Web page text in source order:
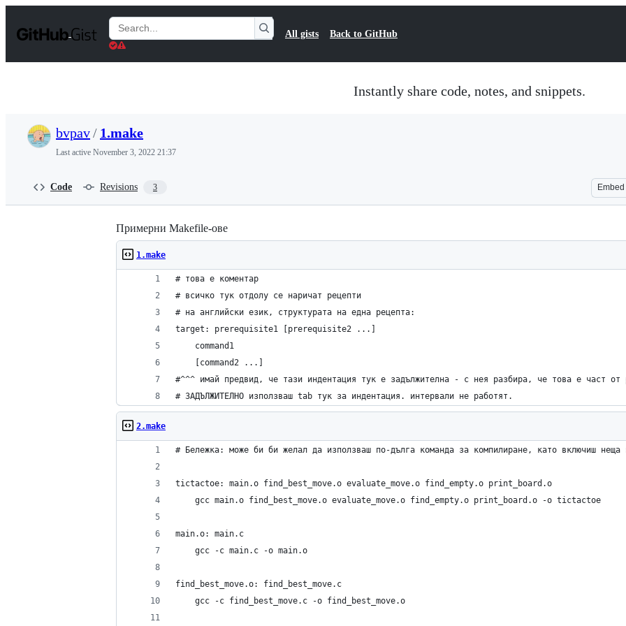
t
Search
Gists
All gists Back to GitHub
Instantly share code, notes, and snippets.
bvpav/ 1.make
Last active November 3, 2022 21:37
Code Revisions 3 Embed
Примерни Makefile-ове
1.make
# това е коментар
# всичко тук отдолу се наричат рецепти
# на английски език, структурата на една рецепта:
target: prerequisite1 [prerequisite2 ...]
	command1
	[command2 ...]
#^^^ имай предвид, че тази индентация тук е задължителна - с нея разбира, че това е част от
# ЗАДЪЛЖИТЕЛНО използваш tab тук за индентация. интервали не работят.
2.make
# Бележка: може би би желал да използваш по-дълга команда за компилиране, като включиш
tictactoe: main.o find_best_move.o evaluate_move.o find_empty.o print_board.o
	gcc main.o find_best_move.o evaluate_move.o find_empty.o print_board.o -o tictactoe
main.o: main.c
	gcc -c main.c -o main.o
find_best_move.o: find_best_move.c
	gcc -c find_best_move.c -o find_best_move.o